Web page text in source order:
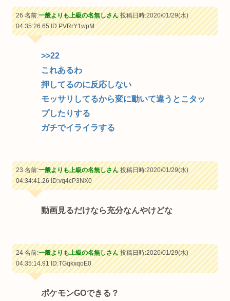
26 名前:一般よりも上級の名無しさん投稿日時:2020/01/29(水)
04:35:26.65ID:PVRrY1wpM
>>22
これあるわ
押してるのに反応しない
モッサリしてるから変に動いて違うとこタッ
プしたりする
ガチでイライラする
23 名前:一般よりも上級の名無しさん投稿日時:2020/01/29(水)
04:34:41.26ID:vq4cP3NX0
動画見るだけなら充分なんやけどな
24 名前:一般よりも上級の名無しさん投稿日時:2020/01/29(水)
04:35:14.91ID:TGqkxqoE0
ポケモンGOできる？